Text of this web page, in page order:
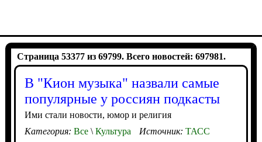
Страница 53377 из 69799. Всего новостей: 697981.
В "Кион музыка" назвали самые
популярные у россиян подкасты
Ими стали новости, юмор и религия
Категория: Все\Культура Источник: ТАСС